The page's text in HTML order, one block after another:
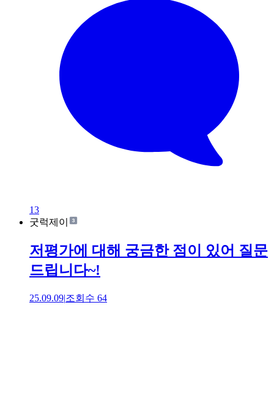
13
굿럭제이
저평가에 대해 궁금한 점이 있어 질문
드립니다~!
25.09.09|조회수 64